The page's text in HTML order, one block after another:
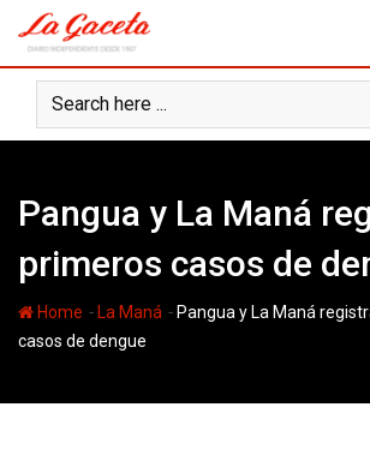
content
Pangua y La Maná
primeros casos de
Home - La Maná - Pangua y La Maná
casos de dengue